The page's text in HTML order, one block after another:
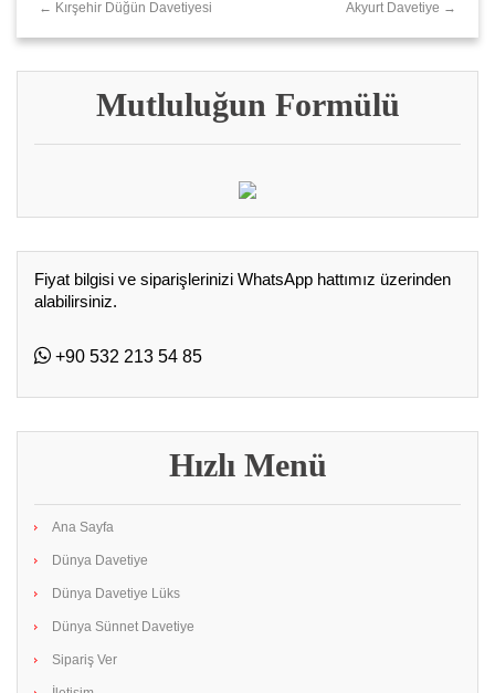
← Kırşehir Düğün Davetiyesi Akyurt Davetiye →
Mutluluğun Formülü
Fiyat bilgisi ve siparişlerinizi WhatsApp hattımız üzerinden
alabilirsiniz.
+90 532 213 54 85
Hızlı Menü
Ana Sayfa
Dünya Davetiye
Dünya Davetiye Lüks
Dünya Sünnet Davetiye
Sipariş Ver